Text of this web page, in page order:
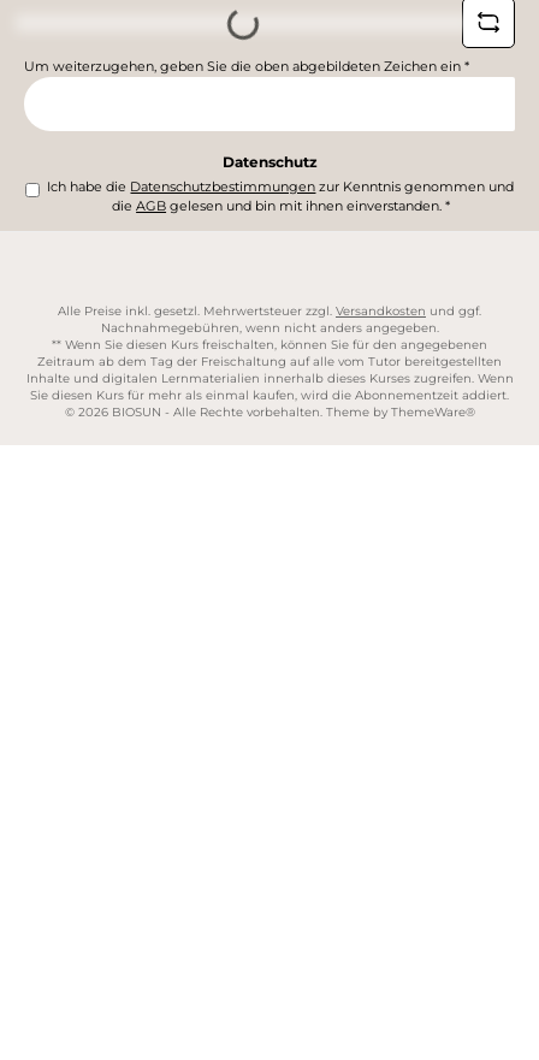
Loading...
Um weiterzugehen, geben Sie die oben abgebildeten Zeichen ein *
Datenschutz
Ich habe die Datenschutzbestimmungen zur Kenntnis genommen und
dieAGB gelesen und bin mit ihnen einverstanden.*
Alle Preise inkl. gesetzl. Mehrwertsteuer zzgl. Versandkosten und ggf.
Nachnahmegebühren, wenn nicht anders angegeben.
** Wenn Sie diesen Kurs freischalten, können Sie für den angegebenen
Zeitraum ab dem Tag der Freischaltung auf alle vom Tutor bereitgestellten
Inhalte und digitalen Lernmaterialien innerhalb dieses Kurses zugreifen. Wenn
Sie diesen Kurs für mehr als einmal kaufen, wird die Abonnementzeit addiert.
© 2026 BIOSUN - Alle Rechte vorbehalten. Theme by ThemeWare®